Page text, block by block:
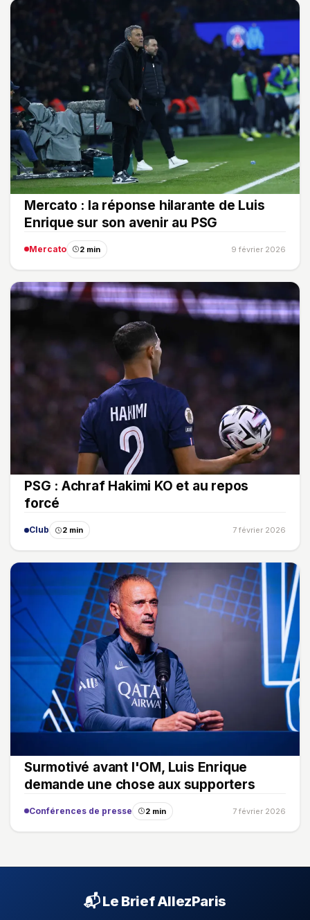
Mercato : la réponse hilarante de Luis
Enrique sur son avenir au PSG
Mercato 2 min 9 février 2026
PSG : Achraf Hakimi KO et au repos
forcé
Club 2 min 7 février 2026
Surmotivé avant l'OM, Luis Enrique
demande une chose aux supporters
Conférences de presse 2 min 7 février 2026
📬 Le Brief AllezParis